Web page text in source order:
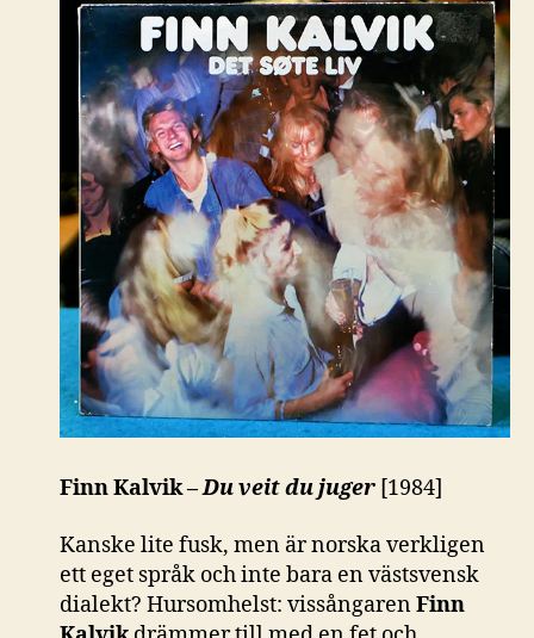
Finn Kalvik –Du veit du juger [1984]
Kanske lite fusk, men är norska verkligen
ett eget språk och inte bara en västsvensk
dialekt? Hursomhelst: vissångarenFinn